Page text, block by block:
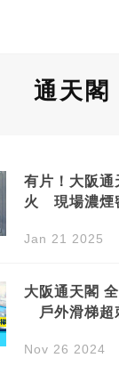
通天閣
有片！大阪通
火 現場濃煙
Jan 21 2025
大阪通天閣
戶外滑梯超
Nov 26 2024